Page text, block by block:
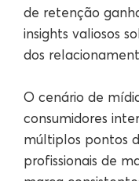
de retenção
insights valiosos
dos
O cenário de
consumidores
múltiplos pontos
profissionais de